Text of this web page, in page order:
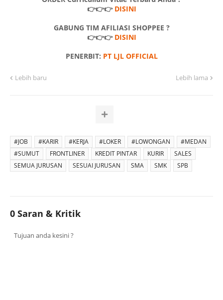
👉👉👉 DISINI
GABUNG TIM AFILIASI SHOPPEE ?
👉👉👉 DISINI
PENERBIT: PT LJL OFFICIAL
Lebih baru Lebih lama
#JOB #KARIR #KERJA #LOKER #LOWONGAN
#MEDAN
#SUMUT
FRONTLINER KREDIT PINTAR KURIR
SALES
SEMUA JURUSAN
SESUAI JURUSAN SMA SMK SPB
0 Saran & Kritik
Tujuan anda kesini ?